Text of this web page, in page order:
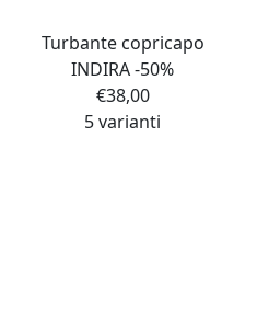
Turbante copricapo
INDIRA -50%
5 varianti
€38,00